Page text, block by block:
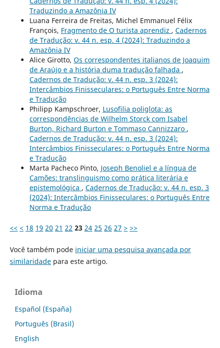
Traduzindo a Amazônia IV
Luana Ferreira de Freitas, Michel Emmanuel Félix
François, Fragmento de O turista aprendiz , Cadernos
de Tradução: v. 44 n. esp. 4 (2024): Traduzindo a
Amazônia IV
Alice Girotto, Os correspondentes italianos de Joaquim
de Araújo e a história duma tradução falhada ,
Cadernos de Tradução: v. 44 n. esp. 3 (2024):
Intercâmbios Finisseculares: o Português Entre Norma
e Tradução
Philipp Kampschroer, Lusofilia poliglota: as
correspondências de Wilhelm Storck com Isabel
Burton, Richard Burton e Tommaso Cannizzaro ,
Cadernos de Tradução: v. 44 n. esp. 3 (2024):
Intercâmbios Finisseculares: o Português Entre Norma
e Tradução
Marta Pacheco Pinto, Joseph Benoliel e a língua de
Camões: translinguismo como prática literária e
epistemológica , Cadernos de Tradução: v. 44 n. esp. 3
(2024): Intercâmbios Finisseculares: o Português Entre
Norma e Tradução
<< < 18 19 20 21 22 23 24 25 26 27 > >>
Você também pode iniciar uma pesquisa avançada por
similaridadepara este artigo.
Idioma
Español (España)
Português (Brasil)
English